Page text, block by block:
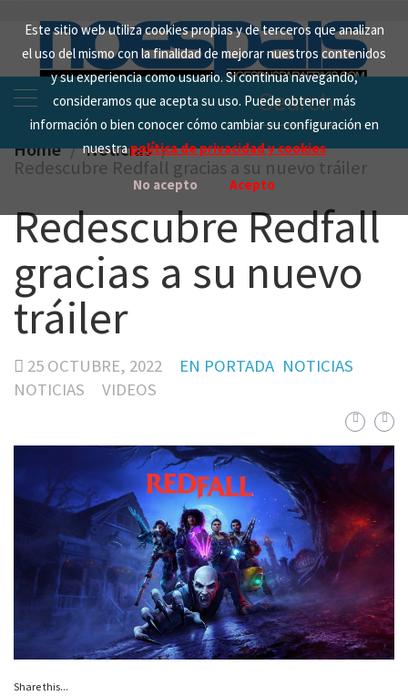
Este sitio web utiliza cookies propias y de terceros que analizan
el uso del mismo con la finalidad de mejorar nuestros contenidos
y su experiencia como usuario. Si continua navegando,
consideramos que acepta su uso. Puede obtener más
información o bien conocer cómo cambiar su configuración en
nuestrapolítica de privacidad y cookies
No acepto Acepto
content
Search
for:
Home Noticias
Redescubre Redfall gracias a su nuevo tráiler
Redescubre Redfall
gracias a su nuevo
tráiler
25 OCTUBRE, 2022 EN PORTADA NOTICIAS
NOTICIAS
VIDEOS
Share this...